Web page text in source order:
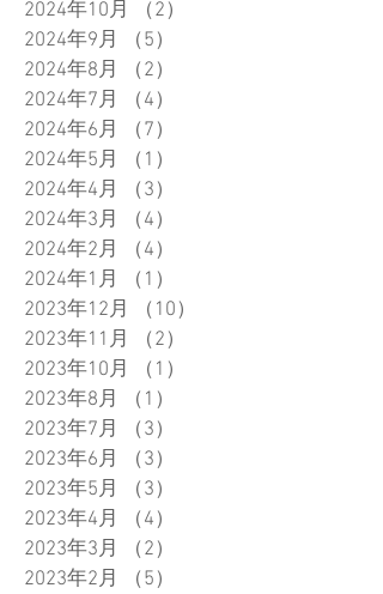
2024年10月
（2）
2024年9月
（5）
2024年8月
（2）
2024年7月
（4）
2024年6月
（7）
2024年5月
（1）
2024年4月
（3）
2024年3月
（4）
2024年2月
（4）
2024年1月
（1）
2023年12月
（10）
2023年11月
（2）
2023年10月
（1）
2023年8月
（1）
2023年7月
（3）
2023年6月
（3）
2023年5月
（3）
2023年4月
（4）
2023年3月
（2）
2023年2月
（5）